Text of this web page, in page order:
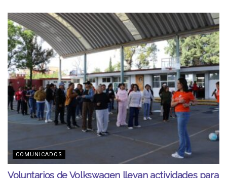
COMUNICADOS
Voluntarios de Volkswagen llevan actividades para